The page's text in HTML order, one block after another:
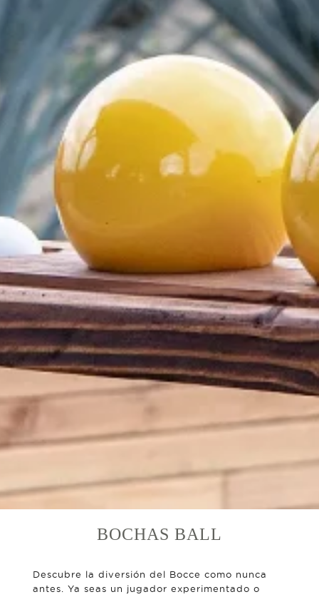
BOCHAS BALL
Descubre la diversión del Bocce como nunca
antes. Ya seas un jugador experimentado o